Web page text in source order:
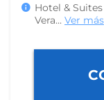
Hotel &
Vera... Ver más